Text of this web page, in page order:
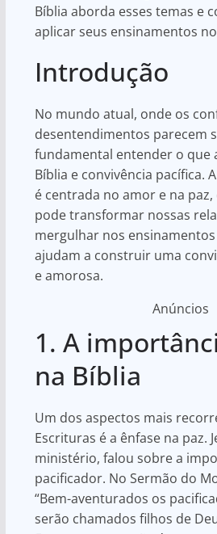
Bíblia aborda esses temas e
aplicar seus ensinamentos
Introdução
No mundo atual, onde os
desentendimentos parecem
fundamental entender o que
Bíblia e convivência pacífica.
é centrada no amor e na
pode transformar nossas
mergulhar nos
ajudam a construir uma
e amorosa.
Anúncios
1. A
na Bíblia
Um dos aspectos mais
Escrituras é a ênfase na paz.
ministério, falou sobre a
pacificador. No Sermão do
“Bem-aventurados os
serão chamados filhos de